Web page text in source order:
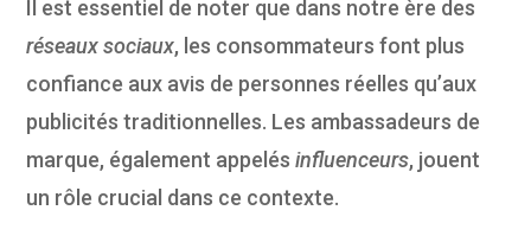
Il est essentiel de noter que dans notre ère des
réseaux sociaux, les consommateurs font plus
confiance aux avis de personnes réelles qu’aux
publicités traditionnelles. Les ambassadeurs de
marque, également appelésinfluenceurs, jouent
un rôle crucial dans ce contexte.